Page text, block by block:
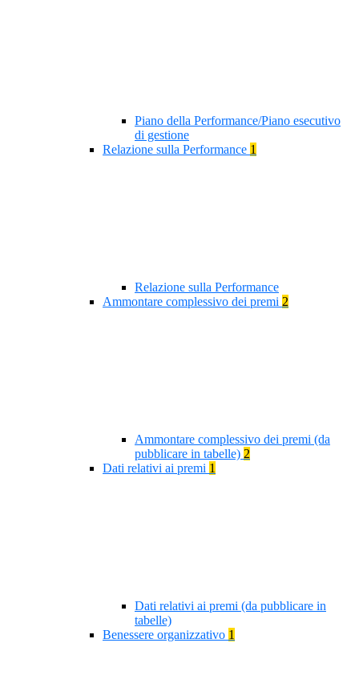
Piano della Performance/Piano esecutivo
di gestione
Relazione sulla Performance 1
Relazione sulla Performance
Ammontare complessivo dei premi 2
Ammontare complessivo dei premi (da
pubblicare in tabelle) 2
Dati relativi ai premi 1
Dati relativi ai premi (da pubblicare in
tabelle)
Benessere organizzativo 1